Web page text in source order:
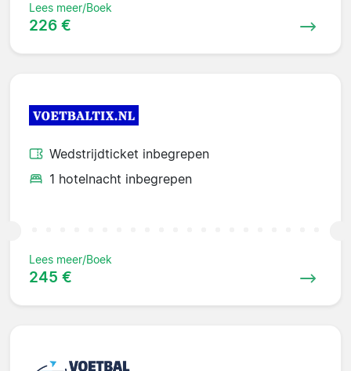
Lees meer/Boek
226 €
Wedstrijdticket inbegrepen
1 hotelnacht inbegrepen
Lees meer/Boek
245 €